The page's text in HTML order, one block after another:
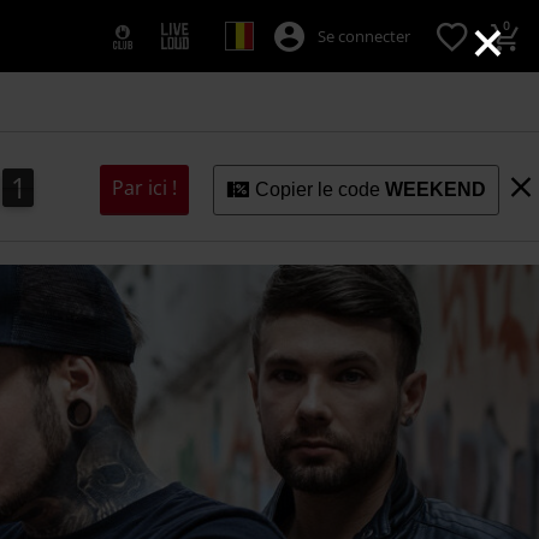
×
Se connecter 0
0
1
0 Par ici ! Copier le codeWEEKEND